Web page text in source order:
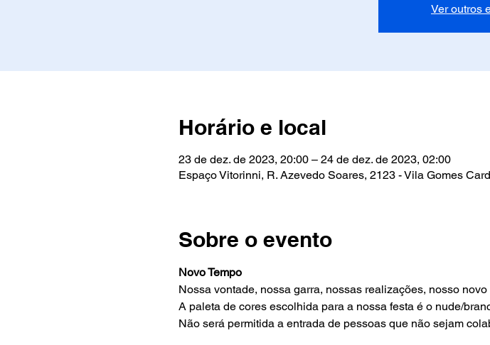
Ver outros
Horário e local
23 de dez. de 2023, 20:00 – 24 de dez. de 2023, 02:00
Espaço Vitorinni, R. Azevedo Soares, 2123 - Vila Gomes
Sobre o evento
Novo Tempo
Nossa vontade, nossa garra, nossas realizações, nosso
A paleta de cores escolhida para a nossa festa é o nude/
Não será permitida a entrada de pessoas que não sejam